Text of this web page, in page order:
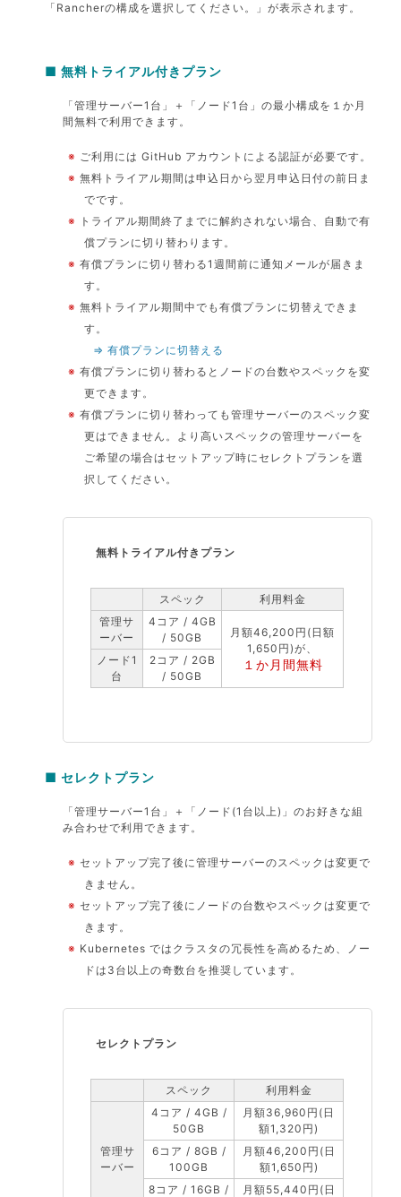
「Rancherの構成を選択してください。」が表示されます。
■ 無料トライアル付きプラン
「管理サーバー1台」＋「ノード1台」の最小構成を１か月
間無料で利用できます。
※ ご利用には GitHub アカウントによる認証が必要です。
※無料トライアル期間は申込日から翌月申込日付の前日ま
でです。
※
トライアル期間終了までに解約されない場合、自動で有
償プランに切り替わります。
※有償プランに切り替わる1週間前に通知メールが届きま
す。
※無料トライアル期間中でも有償プランに切替えできま
す。
⇒ 有償プランに切替える
※有償プランに切り替わるとノードの台数やスペックを変
更できます。
※有償プランに切り替わっても管理サーバーのスペック変
更はできません。より高いスペックの管理サーバーを
ご希望の場合はセットアップ時にセレクトプランを選
択してください。
無料トライアル付きプラン
スペック
利用料金
管理サ
ーバー
4コア / 4GB
/ 50GB
月額46,200円(日額
1,650円)が、
１か月間無料
ノード1
台
2コア / 2GB
/ 50GB
■ セレクトプラン
「管理サーバー1台」＋「ノード(1台以上)」のお好きな組
み合わせで利用できます。
※ セットアップ完了後に管理サーバーのスペックは変更で
きません。
※ セットアップ完了後にノードの台数やスペックは変更で
きます。
※ Kubernetes ではクラスタの冗長性を高めるため、ノー
ドは3台以上の奇数台を推奨しています。
セレクトプラン
スペック 利用料金
管理サ
ーバー
4コア / 4GB /
50GB
月額36,960円(日
額1,320円)
6コア / 8GB /
100GB
月額46,200円(日
額1,650円)
8コア / 16GB /
月額55,440円(日